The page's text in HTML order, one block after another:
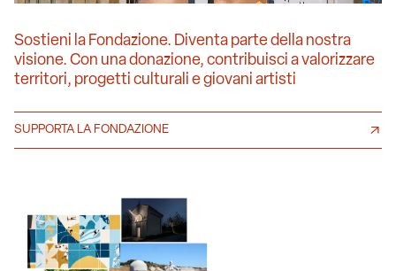
Sostieni la Fondazione. Diventa parte della nostra
visione. Con una donazione, contribuisci a valorizzare
territori, progetti culturali e giovani artisti
SUPPORTA LA FONDAZIONE